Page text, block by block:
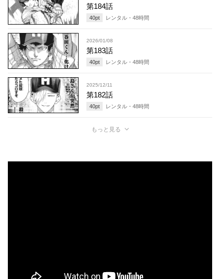
第184話
40pt レンタル・ 48時間
2026/01/08
第183話
40pt レンタル・ 48時間
2025/12/11
第182話
40pt レンタル・ 48時間
もっと見る